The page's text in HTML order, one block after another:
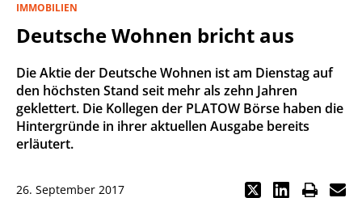
IMMOBILIEN
Deutsche Wohnen bricht aus
Die Aktie der Deutsche Wohnen ist am Dienstag auf
den höchsten Stand seit mehr als zehn Jahren
geklettert. Die Kollegen der PLATOW Börse haben die
Hintergründe in ihrer aktuellen Ausgabe bereits
erläutert.
26. September 2017